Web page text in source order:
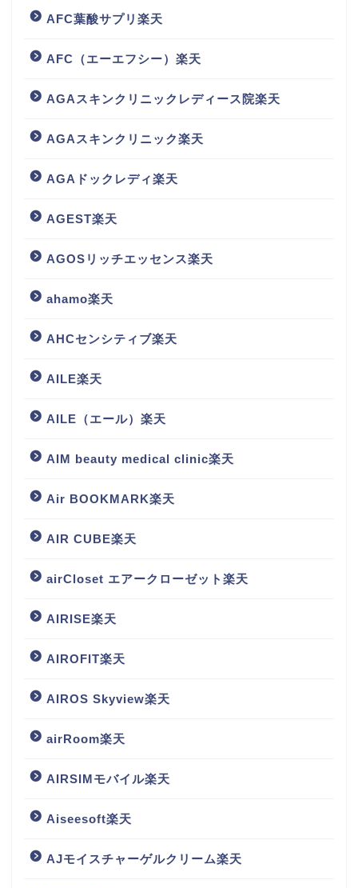
AFC葉酸サプリ楽天
AFC（エーエフシー）楽天
AGAスキンクリニックレディース院楽天
AGAスキンクリニック楽天
AGAドックレディ楽天
AGEST楽天
AGOSリッチエッセンス楽天
ahamo楽天
AHCセンシティブ楽天
AILE楽天
AILE（エール）楽天
AIM beauty medical clinic楽天
Air BOOKMARK楽天
AIR CUBE楽天
airCloset エアークローゼット楽天
AIRISE楽天
AIROFIT楽天
AIROS Skyview楽天
airRoom楽天
AIRSIMモバイル楽天
Aiseesoft楽天
AJモイスチャーゲルクリーム楽天